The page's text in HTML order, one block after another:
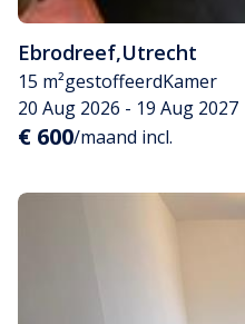
Ebrodreef,Utrecht
15 m²gestoffeerdKamer
20 Aug 2026 - 19 Aug 2027
€ 600/maand incl.